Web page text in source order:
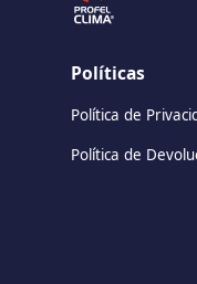
Políticas
Política de
Política de